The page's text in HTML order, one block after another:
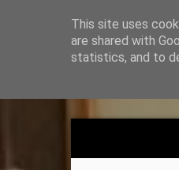
This site uses
are shared with
statistics, and to